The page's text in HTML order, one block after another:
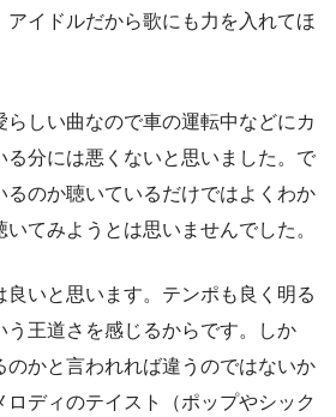
アイドルだから歌にも力を入れてほ
らしい曲なので車の運転中などにカ
る分には悪くないと思いました。で
るのか聴いているだけではよくわか
てみようとは思いませんでした。
良いと思います。テンポも良く明る
う王道さを感じるからです。しか
のかと言われれば違うのではないか
ロディのテイスト（ポップやシック